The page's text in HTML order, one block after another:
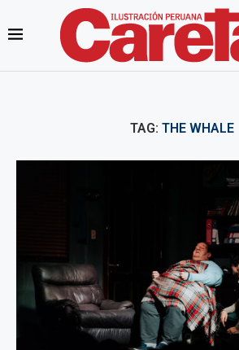
TAG: THE WHALE